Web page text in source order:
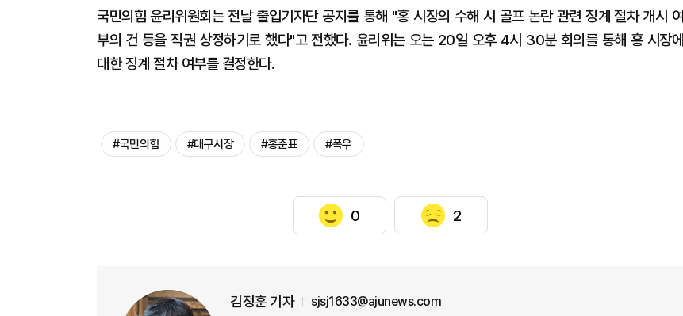
국민의힘 윤리위원회는 전날 출입기자단 공지를 통해 "홍 시장의 수해 시 골프 논란 관련 징계 절차 개시 여
부의 건 등을 직권 상정하기로 했다"고 전했다. 윤리위는 오는 20일 오후 4시 30분 회의를 통해 홍 시장에
대한 징계 절차 여부를 결정한다.
#국민의힘 #대구시장 #홍준표 #폭우
0 2
김정훈 기자 sjsj1633@ajunews.com